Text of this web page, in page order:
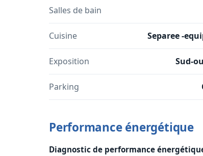
Salles de bain
Cuisine Separee -
Exposition Sud-
Parking
Performance énergétique
Diagnostic de performance